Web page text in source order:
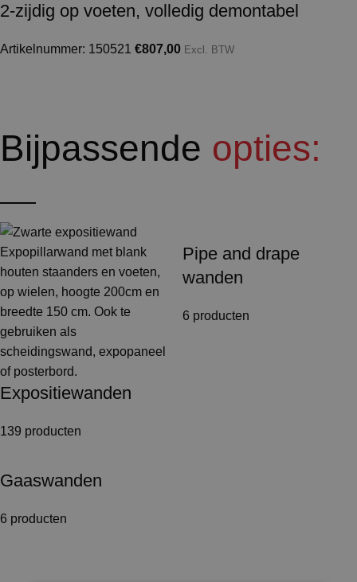
2-zijdig op voeten, volledig demontabel
Artikelnummer: 150521 €807,00 Excl. BTW
Bijpassende opties:
Expositiewanden
139 producten
Pipe and drape
wanden
6 producten
Gaaswanden
6 producten